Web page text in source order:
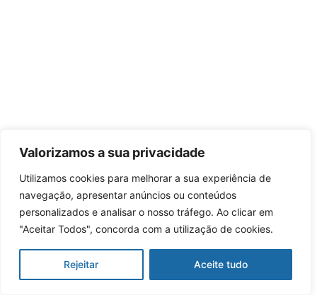
Valorizamos a sua privacidade
Utilizamos cookies para melhorar a sua experiência de
navegação, apresentar anúncios ou conteúdos
personalizados e analisar o nosso tráfego. Ao clicar em
"Aceitar Todos", concorda com a utilização de cookies.
Rejeitar Aceite tudo